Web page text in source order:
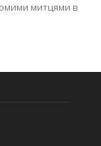
митцями в